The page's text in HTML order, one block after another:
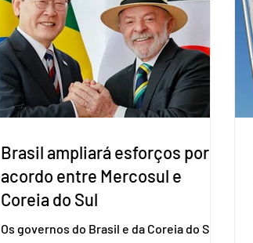
Nacional de Incorporação de Novas
Tecnologias no SUS (Conitec) na semana
que vem. A Conitec é um colegiado
Brasil ampliará esforços por
acordo entre Mercosul e
Coreia do Sul
Os governos do Brasil e da Coreia do Sul